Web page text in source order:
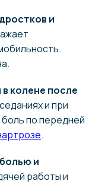
и
колене после
и при
по передней
.
и
работы и